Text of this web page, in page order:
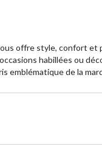
offre style, confort
habillées ou
emblématique de la